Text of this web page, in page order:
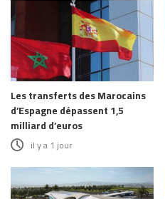
Les transferts des Marocains
d’Espagne dépassent 1,5
milliard d’euros
il y a 1 jour